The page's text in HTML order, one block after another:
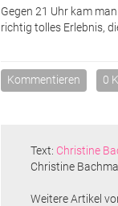
Gegen 21 Uhr kam
richtig tolles Erlebnis,
Kommentieren 0
Text: Christine
Christine
Weitere Artikel